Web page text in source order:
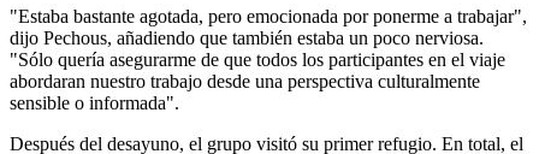
"Estaba bastante agotada, pero emocionada por ponerme a trabajar",
dijo Pechous, añadiendo que también estaba un poco nerviosa.
"Sólo quería asegurarme de que todos los participantes en el viaje
abordaran nuestro trabajo desde una perspectiva culturalmente
sensible o informada".
Después del desayuno, el grupo visitó su primer refugio. En total, el